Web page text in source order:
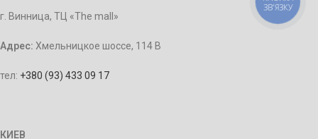
г. Винница, ТЦ «The mall»
Адрес: Хмельницкое шоссе, 114 В
тел: +380 (93) 433 09 17
КИЕВ
ЗВ'ЯЗКУ